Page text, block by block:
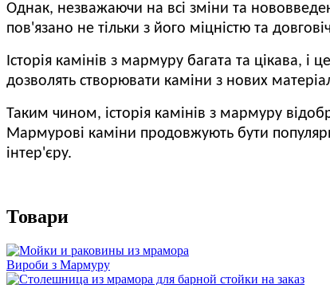
Однак, незважаючи на всі зміни та
пов'язано не тільки з його міцністю та
Історія камінів з мармуру багата та цікава,
дозволять створювати каміни з нових
Таким чином, історія камінів з мармуру
Мармурові каміни продовжують бути
інтер'єру.
Товари
Вироби з Мармуру